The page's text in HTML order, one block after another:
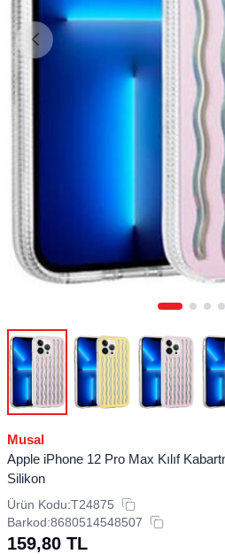
Musal
Apple iPhone 12 Pro Max Kılıf
Silikon
Ürün Kodu:T24875
Barkod:8680514548507
159,80 TL